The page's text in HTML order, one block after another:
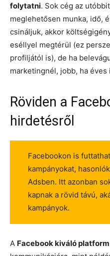
folytatni. Sok cég az
meglehetősen munka, idő,
csináljuk, akkor
eséllyel megtérül (ez
profiljától is), de ha
marketingnél, jobb, ha
Röviden a
hirdetésről
Facebookon is
kampányokat,
Adsben. Itt azonban
kapnak a rövid távú,
kampányok.
A Facebook kiváló platform